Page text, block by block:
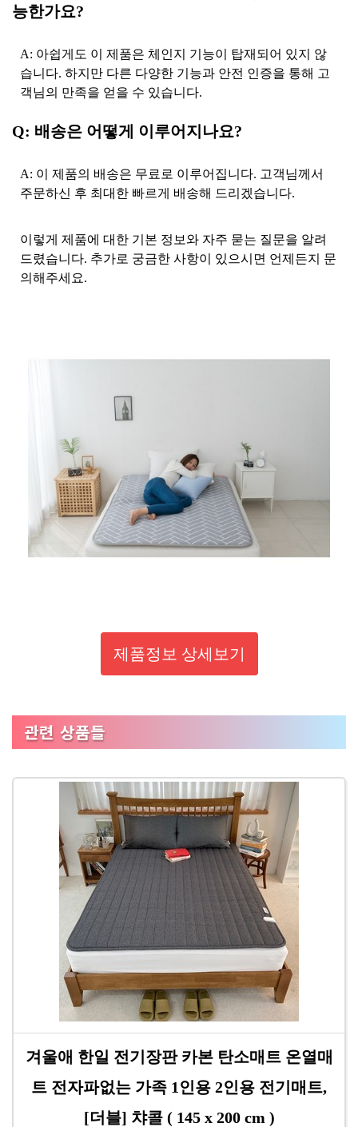
능한가요?
A: 아쉽게도 이 제품은 체인지 기능이 탑재되어 있지 않
습니다. 하지만 다른 다양한 기능과 안전 인증을 통해 고
객님의 만족을 얻을 수 있습니다.
Q: 배송은 어떻게 이루어지나요?
A: 이 제품의 배송은 무료로 이루어집니다. 고객님께서
주문하신 후 최대한 빠르게 배송해 드리겠습니다.
이렇게 제품에 대한 기본 정보와 자주 묻는 질문을 알려
드렸습니다. 추가로 궁금한 사항이 있으시면 언제든지 문
의해주세요.
제품정보 상세보기
관련 상품들
겨울애 한일 전기장판 카본 탄소매트 온열매
트 전자파없는 가족 1인용 2인용 전기매트,
[더블] 챠콜 ( 145 x 200 cm )